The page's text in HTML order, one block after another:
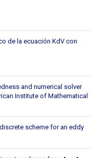
de la ecuación KdV con
and numerical solver
Institute of Mathematical
scheme for an eddy